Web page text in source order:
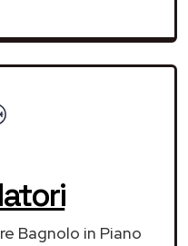
Bagnolo in Piano